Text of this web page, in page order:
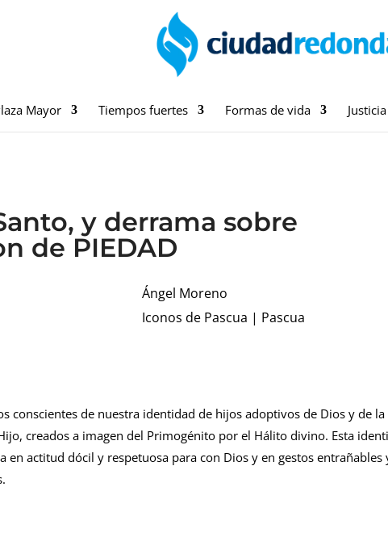
Mayor Tiempos fuertes Formas de vida
y derrama sobre
de PIEDAD
Ángel Moreno
Iconos de Pascua | Pascua
conscientes de nuestra identidad de hijos adoptivos de Dios y de la
creados a imagen del Primogénito por el Hálito divino. Esta
en actitud dócil y respetuosa para con Dios y en gestos entrañables